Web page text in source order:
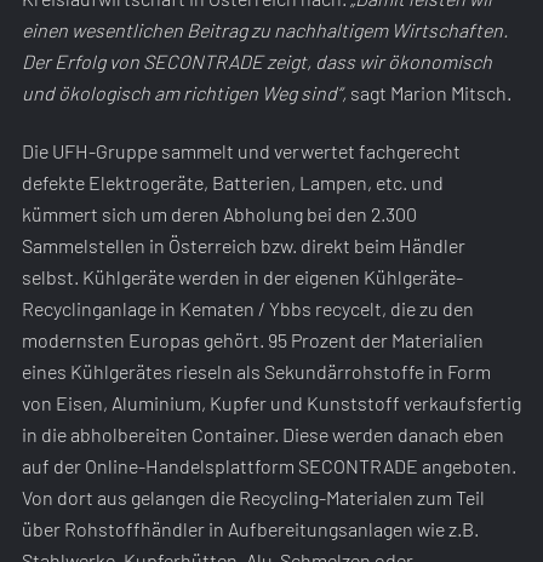
einen wesentlichen Beitrag zu nachhaltigem Wirtschaften.
Der Erfolg von SECONTRADE zeigt, dass wir ökonomisch
und ökologisch am richtigen Weg sind“, sagt Marion Mitsch.
Die UFH-Gruppe sammelt und verwertet fachgerecht
defekte Elektrogeräte, Batterien, Lampen, etc. und
kümmert sich um deren Abholung bei den 2.300
Sammelstellen in Österreich bzw. direkt beim Händler
selbst. Kühlgeräte werden in der eigenen Kühlgeräte-
Recyclinganlage in Kematen / Ybbs recycelt, die zu den
modernsten Europas gehört. 95 Prozent der Materialien
eines Kühlgerätes rieseln als Sekundärrohstoffe in Form
von Eisen, Aluminium, Kupfer und Kunststoff verkaufsfertig
in die abholbereiten Container. Diese werden danach eben
auf der Online-Handelsplattform SECONTRADE angeboten.
Von dort aus gelangen die Recycling-Materialen zum Teil
über Rohstoffhändler in Aufbereitungsanlagen wie z.B.